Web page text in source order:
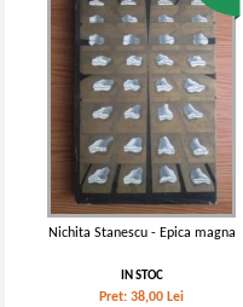
Nichita Stanescu - Epica magna
IN STOC
Pret:38,00 Lei